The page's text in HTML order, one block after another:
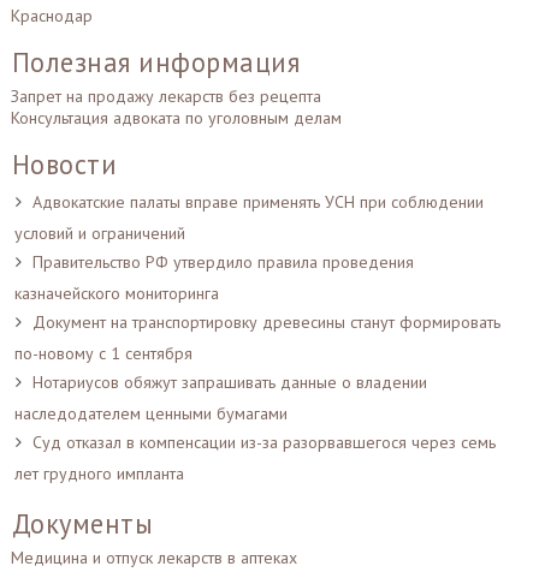
Краснодар
Полезная информация
Запрет на продажу лекарств без рецепта
Консультация адвоката по уголовным делам
Новости
Адвокатские палаты вправе применять УСН при соблюдении
условий и ограничений
Правительство РФ утвердило правила проведения
казначейского мониторинга
Документ на транспортировку древесины станут формировать
по-новому с 1 сентября
Нотариусов обяжут запрашивать данные о владении
наследодателем ценными бумагами
Суд отказал в компенсации из-за разорвавшегося через семь
лет грудного импланта
Документы
Медицина и отпуск лекарств в аптеках